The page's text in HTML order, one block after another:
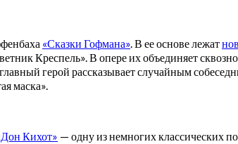
«Сказки Гофмана». В ее основе лежат
Креспель». В опере их объединяет
герой рассказывает случайным
маска».
Кихот» — одну из немногих классических